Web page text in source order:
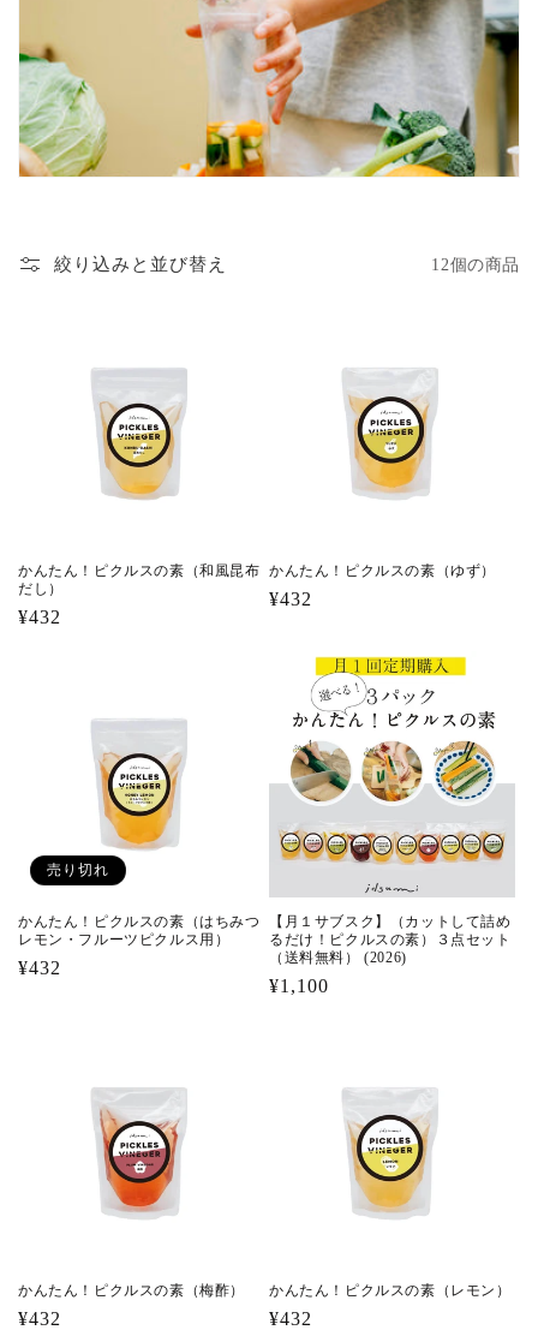
絞り込みと並び替え 12個の商品
かんたん！ピクルスの素（和風昆布
だし）
通
¥432
かんたん！ピクルスの素（ゆず）
通
¥432
売り切れ
かんたん！ピクルスの素（はちみつ
レモン・フルーツピクルス用）
通
¥432
【月１サブスク】（カットして詰め
るだけ！ピクルスの素）３点セット
（送料無料） (2026)
通
¥1,100
かんたん！ピクルスの素（梅酢）
通
¥432
かんたん！ピクルスの素（レモン）
通
¥432